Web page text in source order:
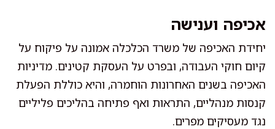
אכיפה וענישה
יחידת האכיפה של משרד הכלכלה אמונה על פיקוח על
קיום חוקי העבודה, ובפרט על העסקת קטינים. מדיניות
האכיפה בשנים האחרונות הוחמרה, והיא כוללת הפעלת
קנסות מנהליים, התראות ואף פתיחה בהליכים פליליים
נגד מעסיקים מפרים.